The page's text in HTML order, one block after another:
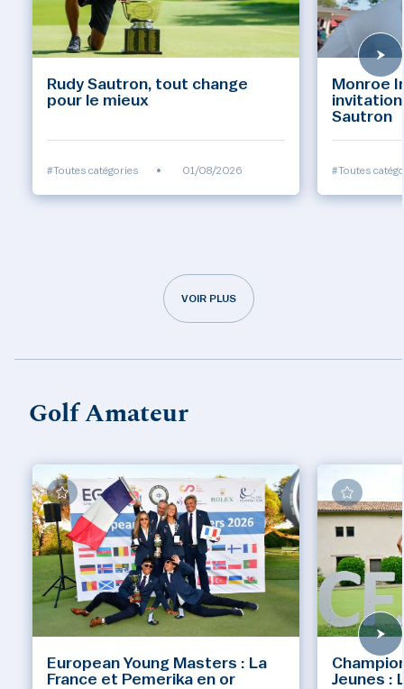
Rudy Sautron, tout change
pour le mieux
#Toutes catégories • 01/08/2026
Monroe
invitation
Sautron
#Toutes
VOIR PLUS
Golf Amateur
European Young Masters : La
France et Pemerika en or
Jeunes :